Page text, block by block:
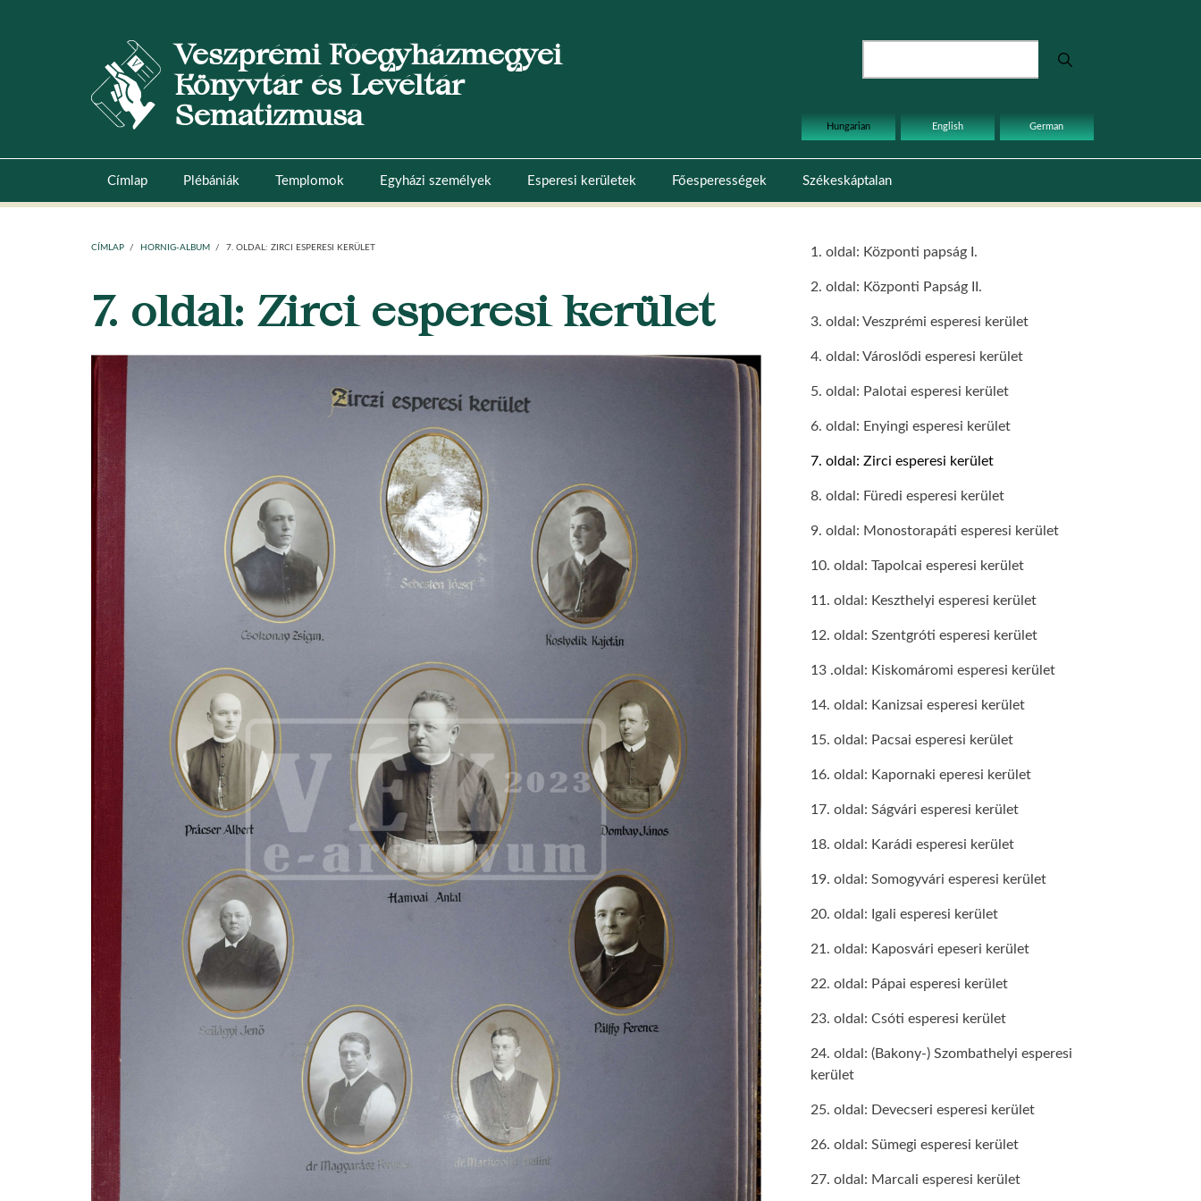
Veszprémi Főegyházmegyei
Könyvtár és Levéltár
Sematizmusa
Hungarian English German
navigation
Címlap Plébániák Templomok Egyházi személyek Esperesi kerületek Főesperességek Székeskáptalan
MORZSA
CÍMLAP / HORNIG-ALBUM / 7. OLDAL: ZIRCI ESPERESI KERÜLET
7. oldal: Zirci esperesi kerület
1. oldal: Központi papság I.
2. oldal: Központi Papság II.
3. oldal: Veszprémi esperesi kerület
4. oldal: Városlődi esperesi kerület
5. oldal: Palotai esperesi kerület
6. oldal: Enyingi esperesi kerület
7. oldal: Zirci esperesi kerület
8. oldal: Füredi esperesi kerület
9. oldal: Monostorapáti esperesi kerület
10. oldal: Tapolcai esperesi kerület
11. oldal: Keszthelyi esperesi kerület
12. oldal: Szentgróti esperesi kerület
13 .oldal: Kiskomáromi esperesi kerület
14. oldal: Kanizsai esperesi kerület
15. oldal: Pacsai esperesi kerület
16. oldal: Kapornaki eperesi kerület
17. oldal: Ságvári esperesi kerület
18. oldal: Karádi esperesi kerület
19. oldal: Somogyvári esperesi kerület
20. oldal: Igali esperesi kerület
21. oldal: Kaposvári epeseri kerület
22. oldal: Pápai esperesi kerület
23. oldal: Csóti esperesi kerület
24. oldal: (Bakony-) Szombathelyi esperesi
kerület
25. oldal: Devecseri esperesi kerület
26. oldal: Sümegi esperesi kerület
27. oldal: Marcali esperesi kerület